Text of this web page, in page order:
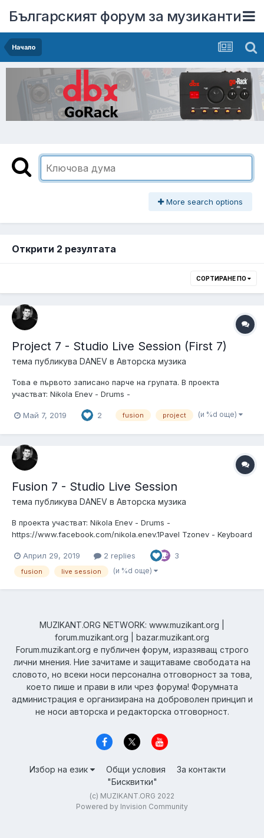
Българският форум за музиканти
Начало
More search options
Открити 2 резултата
СОРТИРАНЕ ПО
Project 7 - Studio Live Session (First 7)
тема публикува DANEV в Авторска музика
Това е първото записано парче на групата. В проекта
участват: Nikola Enev - Drums -
- https://www.facebook.com/petkov.pavelValentin Danev - Guitar
Май 7, 2019 2 fusion project (и %d още)
Fusion 7 - Studio Live Session
тема публикува DANEV в Авторска музика
В проекта участват: Nikola Enev - Drums -
https://www.facebook.com/nikola.enev.1Pavel Tzonev - Keyboard
- https://www.facebook.com/valentin.g.danevStanislav Georgiev-
bass -https://www.facebook.com/stanislav.georgiev.5015 Линк
Април 29, 2019 2 replies 3
fusion live session (и %d още)
MUZIKANT.ORG NETWORK: www.muzikant.org |
forum.muzikant.org | bazar.muzikant.org
Forum.muzikant.org е публичен форум, изразяващ строго
лични мнения. Ние зачитаме и защитаваме свободата на
словото, но всеки носи персонална отговорност за това,
което пише и прави в или чрез форума! Форумната
администрация е организирана на доброволен принцип и
не носи авторска и редакторска отговорност.
Избор на език Общи условия
За контакти
"Бисквитки"
(c) MUZIKANT.ORG 2022
Powered by Invision Community